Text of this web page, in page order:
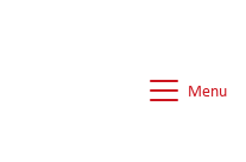
Menu